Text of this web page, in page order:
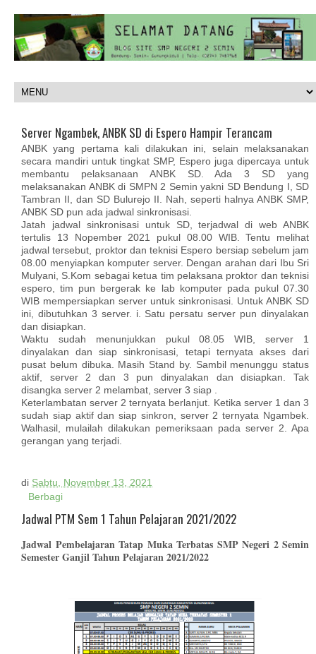
Server Ngambek, ANBK SD di Espero Hampir Terancam
ANBK yang pertama kali dilakukan ini, selain melaksanakan
secara mandiri untuk tingkat SMP, Espero juga dipercaya untuk
membantu pelaksanaan ANBK SD. Ada 3 SD yang
melaksanakan ANBK di SMPN 2 Semin yakni SD Bendung I, SD
Tambran II, dan SD Bulurejo II. Nah, seperti halnya ANBK SMP,
ANBK SD pun ada jadwal sinkronisasi.
Jatah jadwal sinkronisasi untuk SD, terjadwal di web ANBK
tertulis 13 Nopember 2021 pukul 08.00 WIB. Tentu melihat
jadwal tersebut, proktor dan teknisi Espero bersiap sebelum jam
08.00 menyiapkan komputer server. Dengan arahan dari Ibu Sri
Mulyani, S.Kom sebagai ketua tim pelaksana proktor dan teknisi
espero, tim pun bergerak ke lab komputer pada pukul 07.30
WIB mempersiapkan server untuk sinkronisasi. Untuk ANBK SD
ini, dibutuhkan 3 server. i. Satu persatu server pun dinyalakan
dan disiapkan.
Waktu sudah menunjukkan pukul 08.05 WIB, server 1
dinyalakan dan siap sinkronisasi, tetapi ternyata akses dari
pusat belum dibuka. Masih Stand by. Sambil menunggu status
aktif, server 2 dan 3 pun dinyalakan dan disiapkan. Tak
disangka server 2 melambat, server 3 siap .
Keterlambatan server 2 ternyata berlanjut. Ketika server 1 dan 3
sudah siap aktif dan siap sinkron, server 2 ternyata Ngambek.
Walhasil, mulailah dilakukan pemeriksaan pada server 2. Apa
gerangan yang terjadi.
di Sabtu, November 13, 2021
Berbagi
Jadwal PTM Sem 1 Tahun Pelajaran 2021/2022
Jadwal Pembelajaran Tatap Muka Terbatas SMP Negeri 2 Semin
Semester Ganjil Tahun Pelajaran 2021/2022